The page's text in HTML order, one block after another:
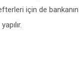
için de